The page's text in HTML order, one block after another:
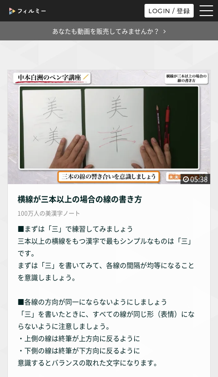
LOGIN / 登録
あなたも動画を販売してみませんか？
05:38
横線が三本以上の場合の線の書き方
100万人の美漢字ノート
■まずは「三」で練習してみましょう
三本以上の横線をもつ漢字で最もシンプルなものは「三」
です。
まずは「三」を書いてみて、各線の間隔が均等になること
を意識しましょう。
■各線の方向が同一にならないようにしましょう
「三」を書いたときに、すべての線が同じ形（表情）にな
らないように注意しましょう。
・上側の線は終筆が上方向に反るように
・下側の線は終筆が下方向に反るように
意識するとバランスの取れた文字になります。